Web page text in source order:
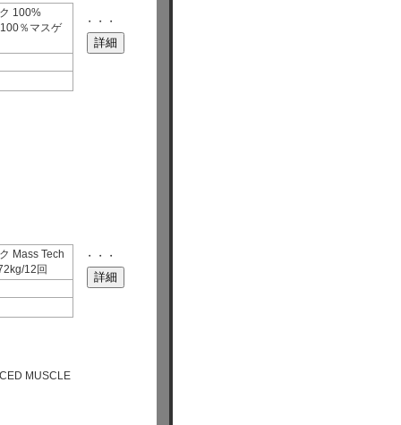
100%
％マスゲ
・・・
Mass Tech
12回
・・・
MUSCLE